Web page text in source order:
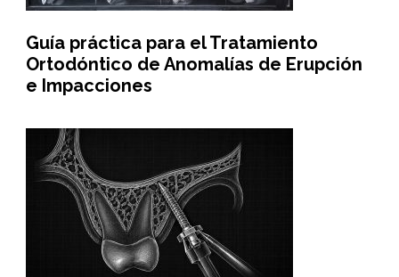
Guía práctica para el Tratamiento
Ortodóntico de Anomalías de Erupción
e Impacciones